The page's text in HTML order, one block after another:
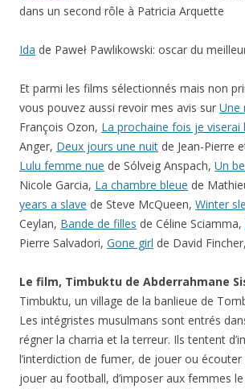
dans un second rôle à Patricia Arquette
Ida de Paweł Pawlikowski: oscar du
Et parmi les films sélectionnés mais non
vous pouvez aussi revoir mes avis sur Une
François Ozon, La prochaine fois je
Anger, Deux jours une nuit de Jean-Pierre
Lulu femme nue de Sólveig Anspach, Un
Nicole Garcia, La chambre bleue de
years a slave de Steve McQueen, Winter
Ceylan, Bande de filles de Céline Sciamma,
Pierre Salvadori, Gone girl de David
Le film, Timbuktu de Abderrahmane
Timbuktu, un village de la banlieue de
Les intégristes musulmans sont entrés
régner la charria et la terreur. Ils tentent
l’interdiction de fumer, de jouer ou
jouer au football, d’imposer aux femmes